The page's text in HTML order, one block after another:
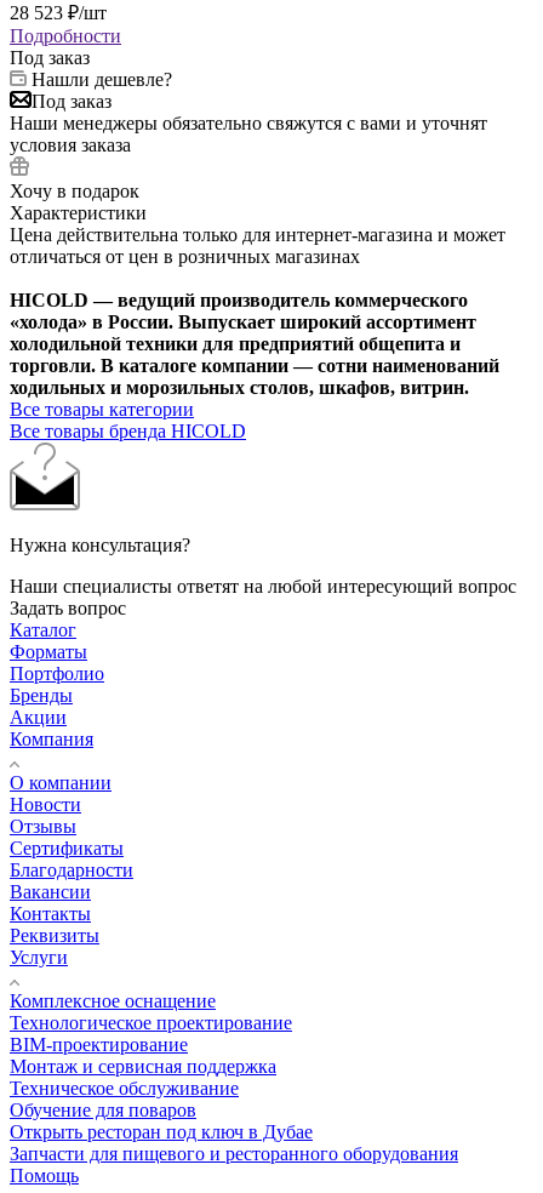
28 523 ₽/шт
Подробности
Под заказ
Нашли дешевле?
Под заказ
Наши менеджеры обязательно свяжутся с вами и уточнят
условия заказа
Хочу в подарок
Характеристики
Цена действительна только для интернет-магазина и может
отличаться от цен в розничных магазинах
HICOLD — ведущий производитель коммерческого
«холода» в России. Выпускает широкий ассортимент
холодильной техники для предприятий общепита и
торговли. В каталоге компании — сотни наименований
ходильных и морозильных столов, шкафов, витрин.
Все товары категории
Все товары бренда HICOLD
Нужна консультация?
Наши специалисты ответят на любой интересующий вопрос
Задать вопрос
Каталог
Форматы
Портфолио
Бренды
Акции
Компания
О компании
Новости
Отзывы
Сертификаты
Благодарности
Вакансии
Контакты
Реквизиты
Услуги
Комплексное оснащение
Технологическое проектирование
BIM-проектирование
Монтаж и сервисная поддержка
Техническое обслуживание
Обучение для поваров
Открыть ресторан под ключ в Дубае
Запчасти для пищевого и ресторанного оборудования
Помощь